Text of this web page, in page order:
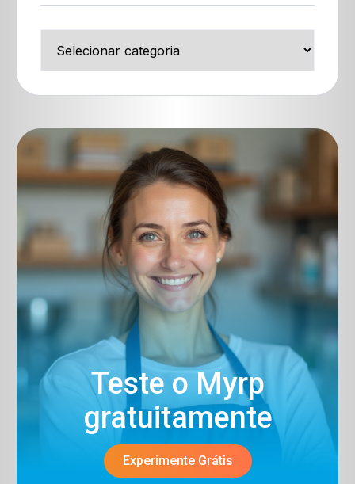
Teste o Myrp
gratuitamente​
Experimente Grátis